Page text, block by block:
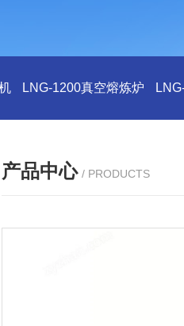
LNG-1200真空熔炼炉
产品中心 / PRODUCTS